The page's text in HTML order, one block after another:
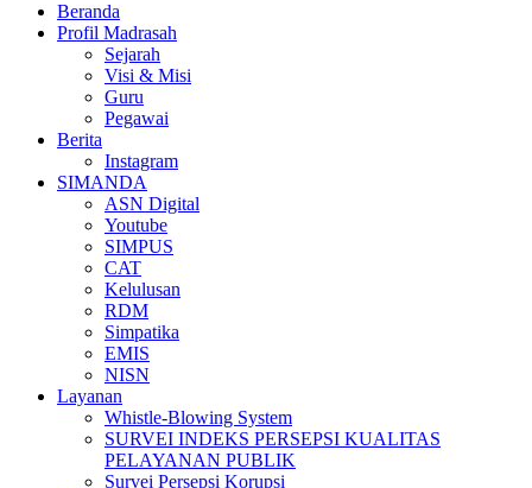
Beranda
Profil Madrasah
Sejarah
Visi & Misi
Guru
Pegawai
Berita
Instagram
SIMANDA
ASN Digital
Youtube
SIMPUS
CAT
Kelulusan
RDM
Simpatika
EMIS
NISN
Layanan
Whistle-Blowing System
SURVEI INDEKS PERSEPSI KUALITAS
PELAYANAN PUBLIK
Survei Persepsi Korupsi